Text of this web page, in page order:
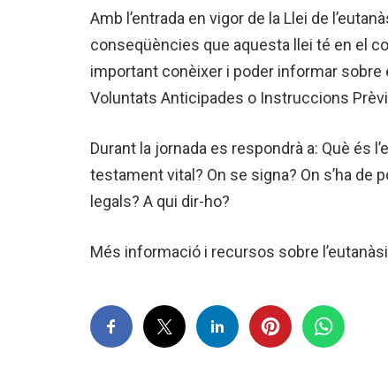
Amb l’entrada en vigor de la Llei de
conseqüències que aquesta llei té en el
important conèixer i poder informar
Voluntats Anticipades o Instruccions
Durant la jornada es respondrà a: Què és
testament vital? On se signa? On s’ha
legals? A qui dir-ho?
Més informació i recursos sobre